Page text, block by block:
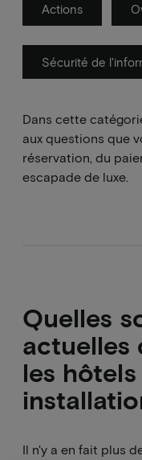
Actions
Sécurité de
Dans cette
aux questions que
réservation, du
escapade de luxe.
Quelles
actuelles
les
Il n'y a en fait plus